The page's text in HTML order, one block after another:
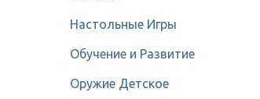
Настольные Игры
Обучение и Развитие
Оружие Детское